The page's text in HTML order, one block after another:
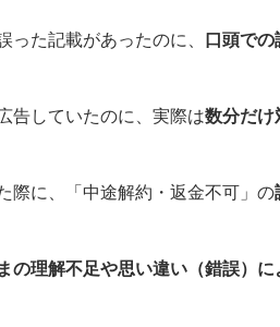
った記載があったのに、 口頭での
告していたのに、実際は数分だ
際に、「中途解約・返金不可」の
の理解不足や思い違い（錯誤）